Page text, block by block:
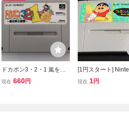
ドカポン3・2・1 嵐を呼
ぶ友情 スーパーファミコ
現在 660円
[1円スタート]
uper Famicom ス
現在 1円